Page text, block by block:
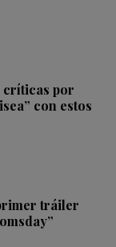
críticas por
con estos
tráiler